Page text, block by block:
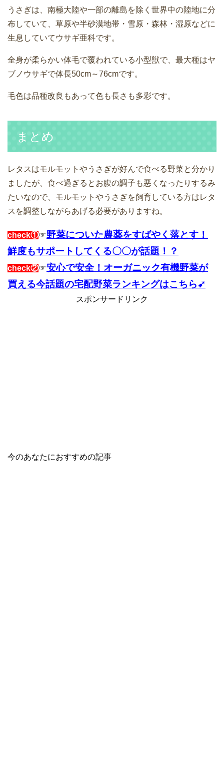
うさぎは、南極大陸や一部の離島を除く世界中の陸地に分
布していて、草原や半砂漠地帯・雪原・森林・湿原などに
生息していてウサギ亜科です。
全身が柔らかい体毛で覆われている小型獣で、最大種はヤ
ブノウサギで体長50cm～76cmです。
毛色は品種改良もあって色も長さも多彩です。
まとめ
レタスはモルモットやうさぎが好んで食べる野菜と分かり
ましたが、食べ過ぎるとお腹の調子も悪くなったりするみ
たいなので、モルモットやうさぎを飼育している方はレタ
スを調整しながらあげる必要がありますね。
check①☞野菜についた農薬をすばやく落とす！
鮮度もサポートしてくる〇〇が話題！？
check②☞安心で安全！オーガニック有機野菜が
買える今話題の宅配野菜ランキングはこちら➹
スポンサードリンク
今のあなたにおすすめの記事